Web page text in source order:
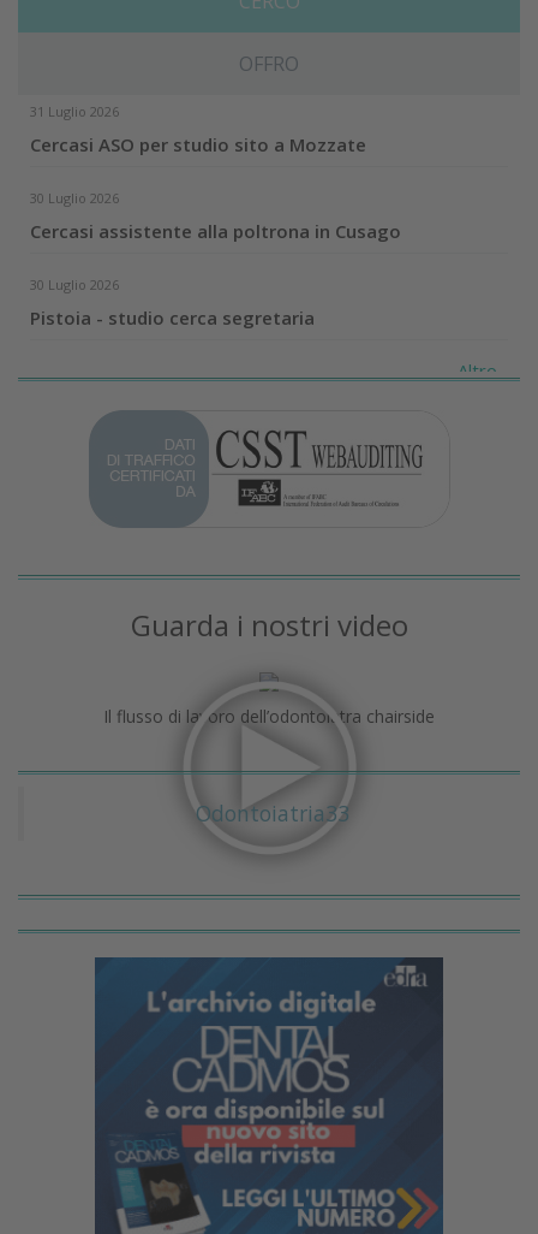
OFFRO
31 Luglio 2026
Cercasi ASO per studio sito a Mozzate
30 Luglio 2026
Cercasi assistente alla poltrona in Cusago
30 Luglio 2026
Pistoia - studio cerca segretaria
Altro...
Guarda i nostri video
Il flusso di lavoro dell’odontoiatra chairside
Odontoiatria33